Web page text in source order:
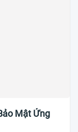
Mật Ứng